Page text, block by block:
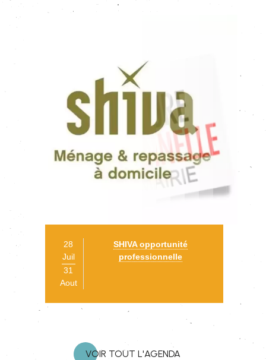
28
Juil
31
Aout
SHIVA opportunité
professionnelle
VOIR TOUT L'AGENDA